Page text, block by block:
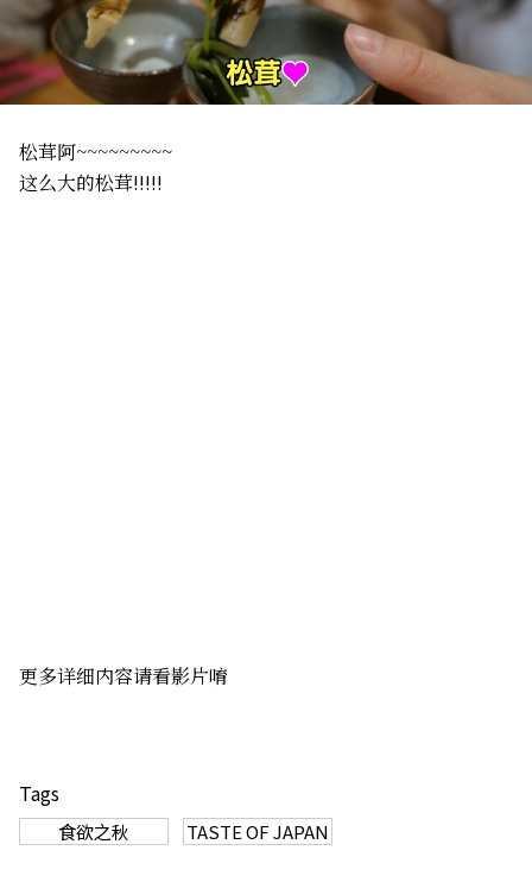
松茸阿~~~~~~~~~
这么大的松茸!!!!!
更多详细内容请看影片唷
Tags
食欲之秋 TASTE OF JAPAN